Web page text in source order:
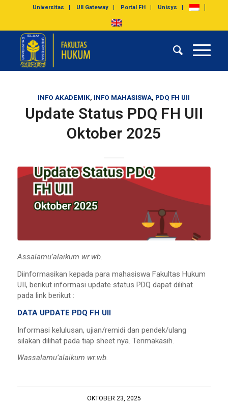
Universitas UII Gateway Portal FH Unisys
INFO AKADEMIK, INFO MAHASISWA, PDQ FH UII
Update Status PDQ FH UII
Oktober 2025
Assalamu’alaikum wr.wb.
Diinformasikan kepada para mahasiswa Fakultas Hukum
UII, berikut informasi update status PDQ dapat dilihat
pada link berikut :
DATA UPDATE PDQ FH UII
Informasi kelulusan, ujian/remidi dan pendek/ulang
silakan dilihat pada tiap sheet nya. Terimakasih.
Wassalamu’alaikum wr.wb.
OKTOBER 23, 2025